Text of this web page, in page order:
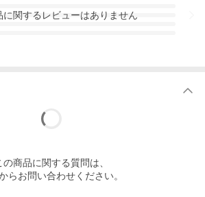
に関するレビューはありません
の商品に関する質問は、
らお問い合わせください。